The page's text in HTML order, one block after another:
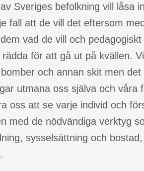
Sveriges befolkning vill låsa
fall att de vill det eftersom
vad de vill och pedagogiskt
för att gå ut på kvällen.
och annan skit men
utmana oss själva och våra
oss att se varje individ och
med de nödvändiga verktyg
sysselsättning och